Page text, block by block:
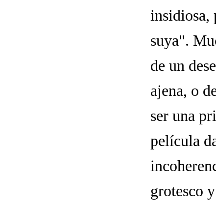
insidiosa,
suya".
de un
ajena, o
ser una
película
grotesco